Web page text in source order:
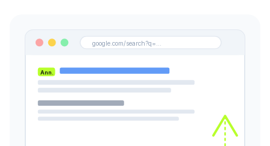
google.com/search?q=...
Ann.